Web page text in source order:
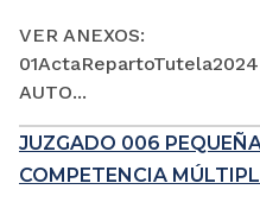
VER ANEXOS:
AUTO...
JUZGADO 006
COMPETENCIA